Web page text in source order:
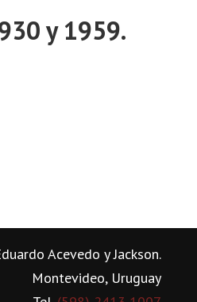
y 1959.
Acevedo y Jackson.
Montevideo, Uruguay